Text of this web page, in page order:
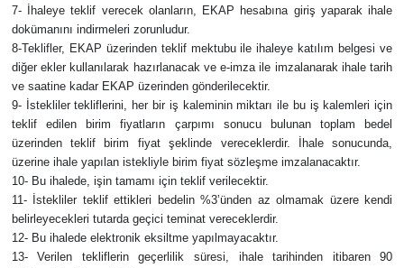
7- İhaleye teklif verecek olanların, EKAP hesabına giriş yaparak ihale
dokümanını indirmeleri zorunludur.
8-Teklifler, EKAP üzerinden teklif mektubu ile ihaleye katılım belgesi ve
diğer ekler kullanılarak hazırlanacak ve e-imza ile imzalanarak ihale tarih
ve saatine kadar EKAP üzerinden gönderilecektir.
9- İstekliler tekliflerini, her bir iş kaleminin miktarı ile bu iş kalemleri için
teklif edilen birim fiyatların çarpımı sonucu bulunan toplam bedel
üzerinden teklif birim fiyat şeklinde vereceklerdir. İhale sonucunda,
üzerine ihale yapılan istekliyle birim fiyat sözleşme imzalanacaktır.
10- Bu ihalede, işin tamamı için teklif verilecektir.
11- İstekliler teklif ettikleri bedelin %3’ünden az olmamak üzere kendi
belirleyecekleri tutarda geçici teminat vereceklerdir.
12- Bu ihalede elektronik eksiltme yapılmayacaktır.
13- Verilen tekliflerin geçerlilik süresi, ihale tarihinden itibaren 90